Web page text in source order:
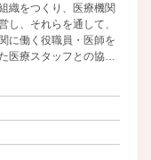
織をつくり、医療機関
し、それらを通して、
に働く役職員・医師を
医療スタッフとの協同
大切に考えています。